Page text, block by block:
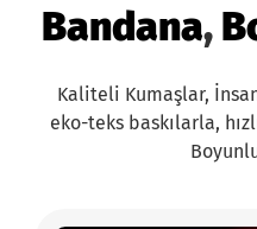
Bandana,
Kaliteli Kumaşlar,
eko-teks baskılarla,